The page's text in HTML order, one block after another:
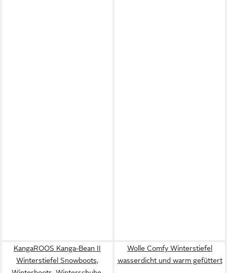
KangaROOS Kanga-Bean II
Winterstiefel Snowboots,
Wolle Comfy Winterstiefel
wasserdicht und warm gefüttert